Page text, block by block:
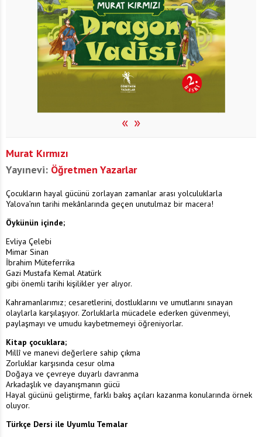
« »
Murat Kırmızı
Yayınevi: Öğretmen Yazarlar
Çocukların hayal gücünü zorlayan zamanlar arası yolculuklarla
Yalova’nın tarihi mekânlarında geçen unutulmaz bir macera!
Öykünün içinde;
Evliya Çelebi
Mimar Sinan
İbrahim Müteferrika
Gazi Mustafa Kemal Atatürk
gibi önemli tarihi kişilikler yer alıyor.
Kahramanlarımız; cesaretlerini, dostluklarını ve umutlarını sınayan
olaylarla karşılaşıyor. Zorluklarla mücadele ederken güvenmeyi,
paylaşmayı ve umudu kaybetmemeyi öğreniyorlar.
Kitap çocuklara;
Millî ve manevi değerlere sahip çıkma
Zorluklar karşısında cesur olma
Doğaya ve çevreye duyarlı davranma
Arkadaşlık ve dayanışmanın gücü
Hayal gücünü geliştirme, farklı bakış açıları kazanma konularında örnek
oluyor.
Türkçe Dersi ile Uyumlu Temalar